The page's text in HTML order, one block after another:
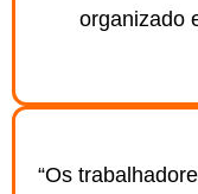
organizado
“Os